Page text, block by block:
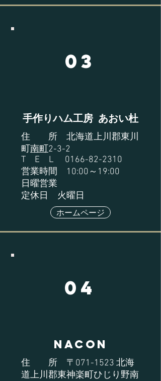
03
手作りハム工房 あおい杜
住 所 北海道上川郡東川
町南町2-3-2
T E L
0166-82-2310
営業時間 10:00～19:00
日曜営業
定休日 火曜日
ホームページ
04
NACON
住 所 〒071-1523 北海
道上川郡東神楽町ひじり野南